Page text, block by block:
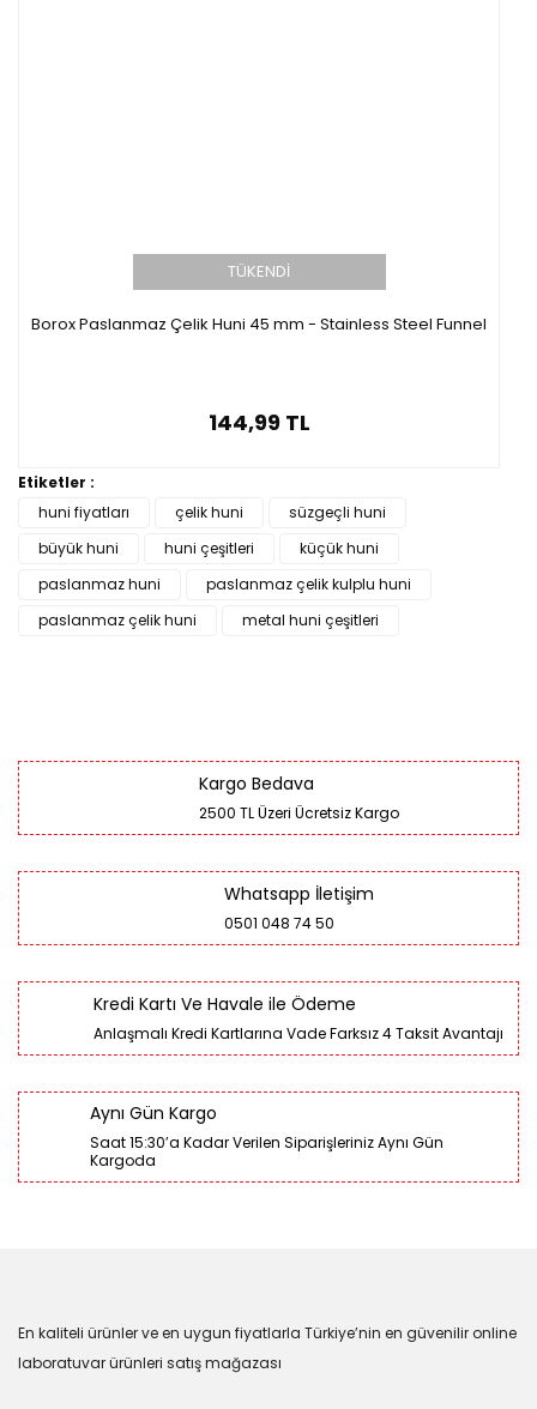
TÜKENDİ
Borox Paslanmaz Çelik Huni 45 mm - Stainless Steel Funnel
144,99 TL
Etiketler :
huni fiyatları
çelik huni
süzgeçli huni
büyük huni
huni çeşitleri
küçük huni
paslanmaz huni
paslanmaz çelik kulplu huni
paslanmaz çelik huni
metal huni çeşitleri
Kargo Bedava
2500 TL Üzeri Ücretsiz Kargo
Whatsapp İletişim
0501 048 74 50
Kredi Kartı Ve Havale ile Ödeme
Anlaşmalı Kredi Kartlarına Vade Farksız 4 Taksit Avantajı
Aynı Gün Kargo
Saat 15:30’a Kadar Verilen Siparişleriniz Aynı Gün
Kargoda
En kaliteli ürünler ve en uygun fiyatlarla Türkiye’nin en güvenilir online
laboratuvar ürünleri satış mağazası